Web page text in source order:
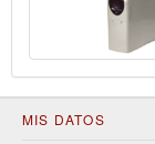
MIS DATOS